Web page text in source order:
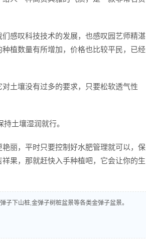
感叹科技技术的发展，也感叹园艺师精湛
植数量有所增加，价格也比较平民，已经
土壤没有过多的要求，只要松软透气性
土壤湿润就行。
丽，平时只要控制好水肥管理就可以，保
果，那就赶快入手种植吧，它会让你的生
子下山桩,金弹子树桩盆景等各类金弹子盆景。